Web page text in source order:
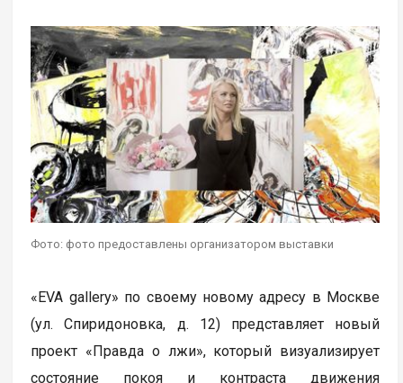
Фото: фото предоставлены организатором выставки
«EVA gallery» по своему новому адресу в Москве
(ул. Спиридоновка, д. 12) представляет новый
проект «Правда о лжи», который визуализирует
состояние покоя и контраста движения